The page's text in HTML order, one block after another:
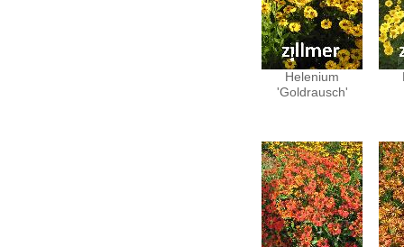
Helenium
'Goldrausch'